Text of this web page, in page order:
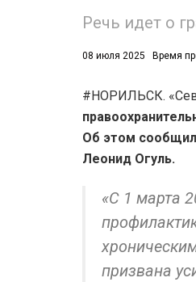
Речь идет о
08 июля 2025 Время
#НОРИЛЬСК.
Об этом
Леонид Огуль.
«С 1 марта
призвана